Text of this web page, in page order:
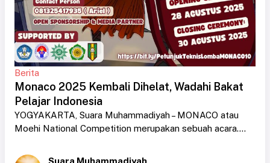
Berita
Monaco 2025 Kembali Dihelat, Wadahi Bakat
Pelajar Indonesia
YOGYAKARTA, Suara Muhammadiyah – MONACO atau
Moehi National Competition merupakan sebuah acara....
Suara Muhammadiyah